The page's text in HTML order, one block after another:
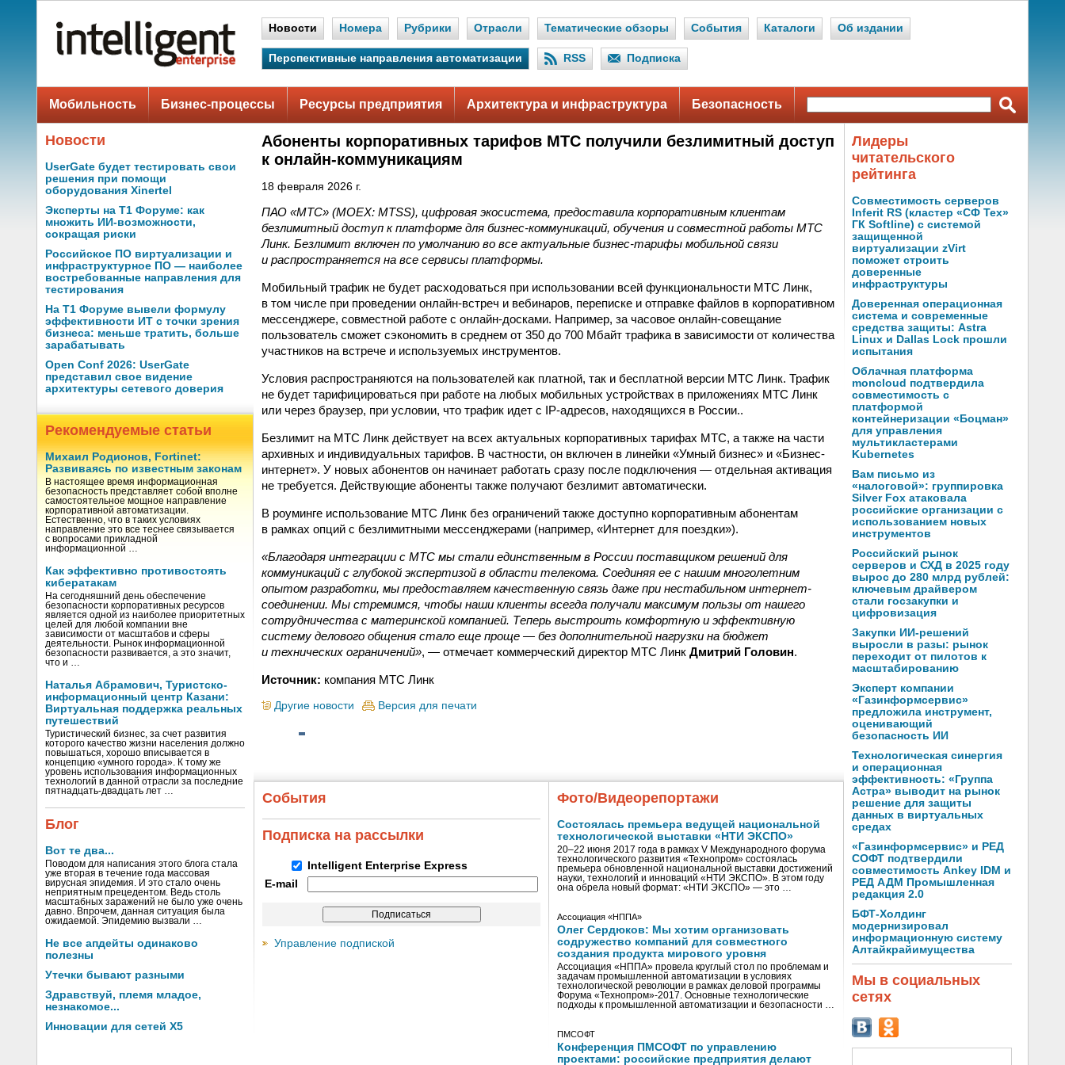
Новости Номера Рубрики Отрасли Тематические обзоры События Каталоги Об издании
Перспективные направления автоматизации RSS Подписка
Мобильность Бизнес-процессы Ресурсы предприятия Архитектура и инфраструктура Безопасность
Новости
UserGate будет тестировать свои
решения при помощи
оборудования Xinertel
Эксперты на Т1 Форуме: как
множить ИИ-возможности,
сокращая риски
Российское ПО виртуализации и
инфраструктурное ПО — наиболее
востребованные направления для
тестирования
На Т1 Форуме вывели формулу
эффективности ИТ с точки зрения
бизнеса: меньше тратить, больше
зарабатывать
Open Conf 2026: UserGate
представил свое видение
архитектуры сетевого доверия
Рекомендуемые статьи
Михаил Родионов, Fortinet:
Развиваясь по известным законам
В настоящее время информационная
безопасность представляет собой вполне
самостоятельное мощное направление
корпоративной автоматизации.
Естественно, что в таких условиях
направление это все теснее связывается
с вопросами прикладной
информационной …
Как эффективно противостоять
кибератакам
На сегодняшний день обеспечение
безопасности корпоративных ресурсов
является одной из наиболее приоритетных
целей для любой компании вне
зависимости от масштабов и сферы
деятельности. Рынок информационной
безопасности развивается, а это значит,
что и …
Наталья Абрамович, Туристско-
информационный центр Казани:
Виртуальная поддержка реальных
путешествий
Туристический бизнес, за счет развития
которого качество жизни населения должно
повышаться, хорошо вписывается в
концепцию «умного города». К тому же
уровень использования информационных
технологий в данной отрасли за последние
пятнадцать-двадцать лет …
Блог
Вот те два...
Поводом для написания этого блога стала
уже вторая в течение года массовая
вирусная эпидемия. И это стало очень
неприятным прецедентом. Ведь столь
масштабных заражений не было уже очень
давно. Впрочем, данная ситуация была
ожидаемой. Эпидемию вызвали …
Не все апдейты одинаково
полезны
Утечки бывают разными
Здравствуй, племя младое,
незнакомое...
Инновации для сетей X5
Абоненты корпоративных тарифов МТС получили безлимитный доступ
к онлайн-коммуникациям
18 февраля 2026 г.
ПАО «МТС» (MOEX: MTSS), цифровая экосистема, предоставила корпоративным клиентам
безлимитный доступ к платформе для бизнес-коммуникаций, обучения и совместной работы МТС
Линк. Безлимит включен по умолчанию во все актуальные бизнес-тарифы мобильной связи
и распространяется на все сервисы платформы.
Мобильный трафик не будет расходоваться при использовании всей функциональности МТС Линк,
в том числе при проведении онлайн-встреч и вебинаров, переписке и отправке файлов в корпоративном
мессенджере, совместной работе с онлайн-досками. Например, за часовое онлайн-совещание
пользователь сможет сэкономить в среднем от 350 до 700 Мбайт трафика в зависимости от количества
участников на встрече и используемых инструментов.
Условия распространяются на пользователей как платной, так и бесплатной версии МТС Линк. Трафик
не будет тарифицироваться при работе на любых мобильных устройствах в приложениях МТС Линк
или через браузер, при условии, что трафик идет с IP-адресов, находящихся в России..
Безлимит на МТС Линк действует на всех актуальных корпоративных тарифах МТС, а также на части
архивных и индивидуальных тарифов. В частности, он включен в линейки «Умный бизнес» и «Бизнес-
интернет». У новых абонентов он начинает работать сразу после подключения — отдельная активация
не требуется. Действующие абоненты также получают безлимит автоматически.
В роуминге использование МТС Линк без ограничений также доступно корпоративным абонентам
в рамках опций с безлимитными мессенджерами (например, «Интернет для поездки»).
«Благодаря интеграции с МТС мы стали единственным в России поставщиком решений для
коммуникаций с глубокой экспертизой в области телекома. Соединяя ее с нашим многолетним
опытом разработки, мы предоставляем качественную связь даже при нестабильном интернет-
соединении. Мы стремимся, чтобы наши клиенты всегда получали максимум пользы от нашего
сотрудничества с материнской компанией. Теперь выстроить комфортную и эффективную
систему делового общения стало еще проще — без дополнительной нагрузки на бюджет
и технических ограничений», — отмечает коммерческий директор МТС Линк Дмитрий Головин.
Источник: компания МТС Линк
Другие новости Версия для печати
События
Подписка на рассылки
Intelligent Enterprise Express
E-mail
Управление подпиской
Фото/Видеорепортажи
Состоялась премьера ведущей национальной
технологической выставки «НТИ ЭКСПО»
20–22 июня 2017 года в рамках V Международного форума
технологического развития «Технопром» состоялась
премьера обновленной национальной выставки достижений
науки, технологий и инноваций «НТИ ЭКСПО». В этом году
она обрела новый формат: «НТИ ЭКСПО» — это …
Ассоциация «НППА»
Олег Сердюков: Мы хотим организовать
содружество компаний для совместного
создания продукта мирового уровня
Ассоциация «НППА» провела круглый стол по проблемам и
задачам промышленной автоматизации в условиях
технологической революции в рамках деловой программы
Форума «Технопром»-2017. Основные технологические
подходы к промышленной автоматизации и безопасности …
ПМСОФТ
Конференция ПМСОФТ по управлению
проектами: российские предприятия делают
Лидеры
читательского
рейтинга
Совместимость серверов
Inferit RS (кластер «СФ Тех»
ГК Softline) с системой
защищенной
виртуализации zVirt
поможет строить
доверенные
инфраструктуры
Доверенная операционная
система и современные
средства защиты: Astra
Linux и Dallas Lock прошли
испытания
Облачная платформа
moncloud подтвердила
совместимость с
платформой
контейнеризации «Боцман»
для управления
мультикластерами
Kubernetes
Вам письмо из
«налоговой»: группировка
Silver Fox атаковала
российские организации с
использованием новых
инструментов
Российский рынок
серверов и СХД в 2025 году
вырос до 280 млрд рублей:
ключевым драйвером
стали госзакупки и
цифровизация
Закупки ИИ-решений
выросли в разы: рынок
переходит от пилотов к
масштабированию
Эксперт компании
«Газинформсервис»
предложила инструмент,
оценивающий
безопасность ИИ
Технологическая синергия
и операционная
эффективность: «Группа
Астра» выводит на рынок
решение для защиты
данных в виртуальных
средах
«Газинформсервис» и РЕД
СОФТ подтвердили
совместимость Ankey IDM и
РЕД АДМ Промышленная
редакция 2.0
БФТ-Холдинг
модернизировал
информационную систему
Алтайкрайимущества
Мы в социальных
сетях